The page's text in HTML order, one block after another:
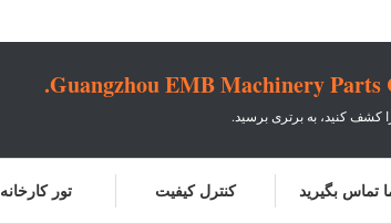
Guangzhou EMB Machinery Parts
کشف کنید، به برتری برسید.
تور کارخانه کنترل کیفیت تماس بگیرید